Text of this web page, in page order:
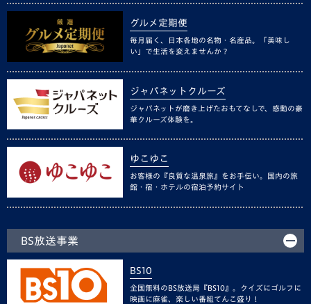
グルメ定期便
毎月届く、日本各地の名物・名産品。「美味し
い」で生活を変えませんか？
ジャパネットクルーズ
ジャパネットが磨き上げたおもてなしで、感動の豪
華クルーズ体験を。
ゆこゆこ
お客様の『良質な温泉旅』をお手伝い。国内の旅
館・宿・ホテルの宿泊予約サイト
BS放送事業
BS10
全国無料のBS放送局『BS10』。クイズにゴルフに
映画に麻雀、楽しい番組てんこ盛り！